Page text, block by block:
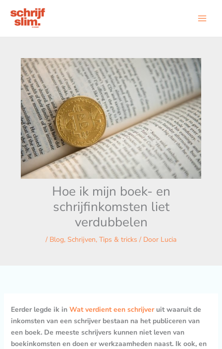
naar
Hoe ik mijn boek- en
schrijfinkomsten liet
verdubbelen
/ Blog, Schrijven, Tips & tricks / Door Lucia
Eerder legde ik in Wat verdient een schrijveruit waaruit de
inkomsten van een schrijver bestaan na het publiceren van
een boek. De meeste schrijvers kunnen niet leven van
boekinkomsten en doen er werkzaamheden naast. Ik ook, en